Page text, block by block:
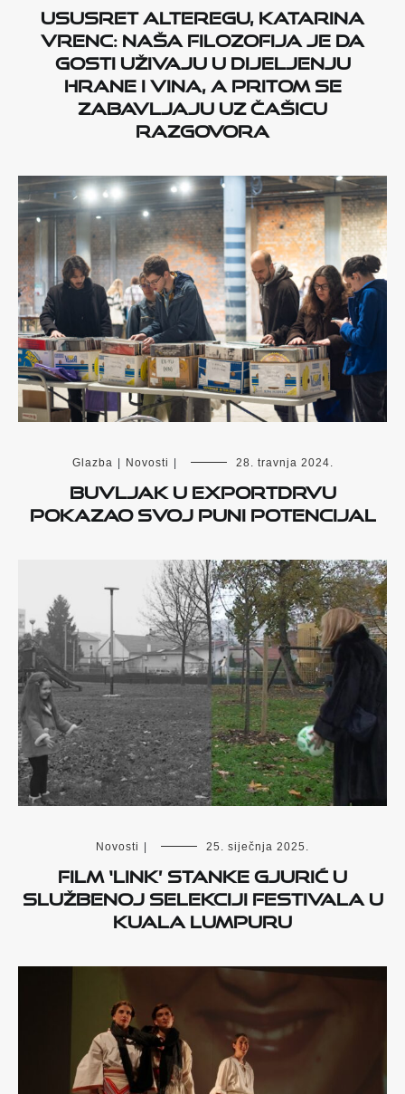
Ususret Alteregu, Katarina
Vrenc: Naša filozofija je da
gosti uživaju u dijeljenju
hrane i vina, a pritom se
zabavljaju uz čašicu
razgovora
Glazba Novosti 28. travnja 2024.
Buvljak u Exportdrvu
pokazao svoj puni potencijal
Novosti 25. siječnja 2025.
Film ‘Link’ Stanke Gjurić u
službenoj selekciji festivala u
Kuala Lumpuru